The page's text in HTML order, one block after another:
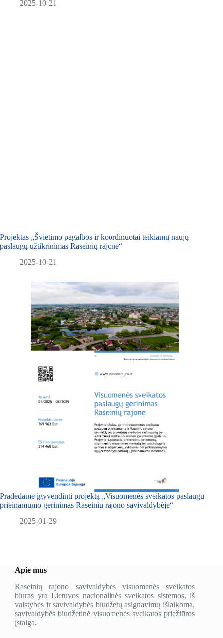
2025-10-21
Projektas „Švietimo pagalbos ir koordinuotai teikiamų naujų
paslaugų užtikrinimas Raseinių rajone“
2025-10-21
Pradedame įgyvendinti projektą „Visuomenės sveikatos paslaugų
prieinamumo gerinimas Raseinių rajono savivaldybėje“
2025-01-29
Apie mus
Raseinių rajono savivaldybės visuomenės sveikatos
biuras yra Lietuvos nacionalinės sveikatos sistemos, iš
valstybės ir savivaldybės biudžetų asignavimų išlaikoma,
savivaldybės biudžetinė visuomenės sveikatos priežiūros
įstaiga.